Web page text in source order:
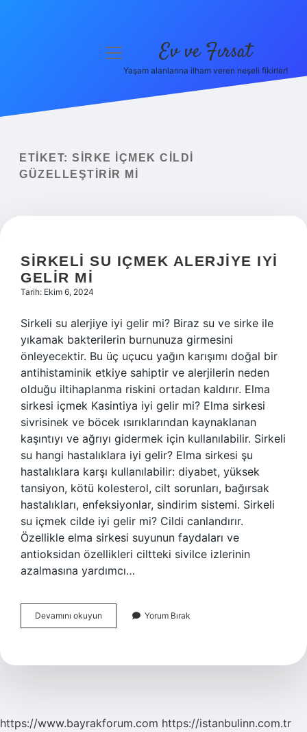
Yasal Uyarı
menüyü
Ev ve Fırsat
Yaşam alanlarına ilham veren neşeli fikirler!
ETIKET: SIRKE IÇMEK CILDI
GÜZELLEŞTIRIR MI
SIRKELI SU IÇMEK ALERJIYE IYI
GELIR MI
Tarih: Ekim 6, 2024
Sirkeli su alerjiye iyi gelir mi? Biraz su ve sirke ile
yıkamak bakterilerin burnunuza girmesini
önleyecektir. Bu üç uçucu yağın karışımı doğal bir
antihistaminik etkiye sahiptir ve alerjilerin neden
olduğu iltihaplanma riskini ortadan kaldırır. Elma
sirkesi içmek Kasintiya iyi gelir mi? Elma sirkesi
sivrisinek ve böcek ısırıklarından kaynaklanan
kaşıntıyı ve ağrıyı gidermek için kullanılabilir. Sirkeli
su hangi hastalıklara iyi gelir? Elma sirkesi şu
hastalıklara karşı kullanılabilir: diyabet, yüksek
tansiyon, kötü kolesterol, cilt sorunları, bağırsak
hastalıkları, enfeksiyonlar, sindirim sistemi. Sirkeli
su içmek cilde iyi gelir mi? Cildi canlandırır.
Özellikle elma sirkesi suyunun faydaları ve
antioksidan özellikleri ciltteki sivilce izlerinin
azalmasına yardımcı…
Devamını okuyun
Su
Iyi
Yorum Bırak
https://www.bayrakforum.com https://istanbulinn.com.tr